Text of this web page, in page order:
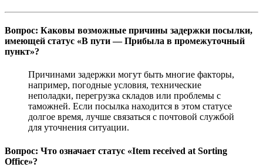
Вопрос: Каковы возможные причины задержки посылки,
имеющей статус «В пути — Прибыла в промежуточный
пункт»?
Причинами задержки могут быть многие факторы,
например, погодные условия, технические
неполадки, перегрузка складов или проблемы с
таможней. Если посылка находится в этом статусе
долгое время, лучше связаться с почтовой службой
для уточнения ситуации.
Вопрос: Что означает статус «Item received at Sorting
Office»?